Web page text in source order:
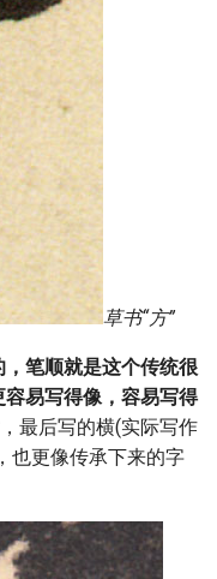
草书“方”
笔顺就是这个传统很
易写得像，容易写得
最后写的横(实际写作
也更像传承下来的字